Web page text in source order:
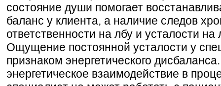
состояние души помогает
баланс у клиента, а наличие следов
ответственности на лбу и усталости
Ощущение постоянной усталости у
признаком энергетического
энергетическое взаимодействие в